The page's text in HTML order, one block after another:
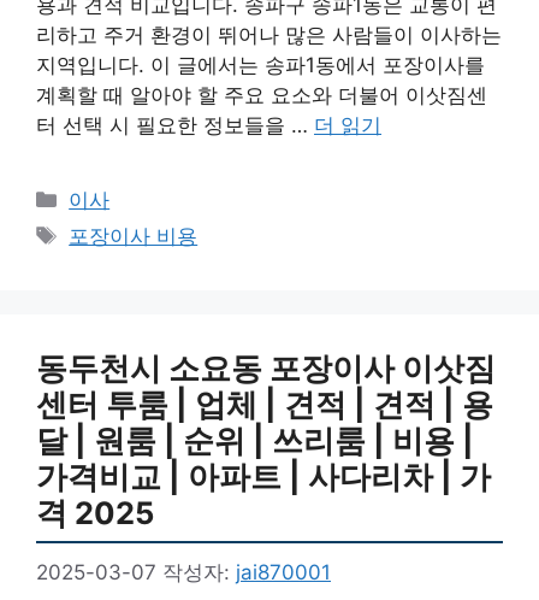
용과 견적 비교입니다. 송파구 송파1동은 교통이 편
리하고 주거 환경이 뛰어나 많은 사람들이 이사하는
지역입니다. 이 글에서는 송파1동에서 포장이사를
계획할 때 알아야 할 주요 요소와 더불어 이삿짐센
터 선택 시 필요한 정보들을 … 더 읽기
카
테
이사
태
포장이사 비용
동두천시 소요동 포장이사 이삿짐
센터 투룸 | 업체 | 견적 | 견적 | 용
달 | 원룸 | 순위 | 쓰리룸 | 비용 |
가격비교 | 아파트 | 사다리차 | 가
격 2025
2025-03-07 작성자: jai870001